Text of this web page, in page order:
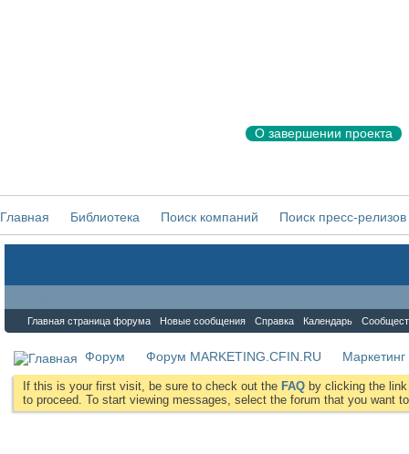
О завершении проекта
Главная Библиотека Поиск компаний Поиск пресс-релизов
Главная страница форума Новые сообщения Справка Календарь
Форум Форум MARKETING.CFIN.RU
If this is your first visit, be sure to check out the FAQ by clicking the
to proceed. To start viewing messages, select the forum that you want